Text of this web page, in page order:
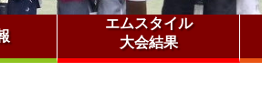
エムスタイル
大会結果